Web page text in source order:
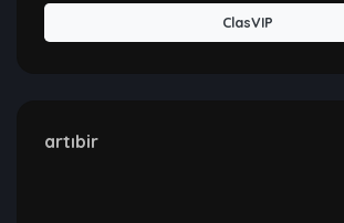
ClasVIP
artıbir